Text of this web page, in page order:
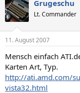
Grugeschu
Lt. Commander
11. August 2007
Mensch einfach
Karten Art, Typ.
http://ati.amd.com/
vista32.html